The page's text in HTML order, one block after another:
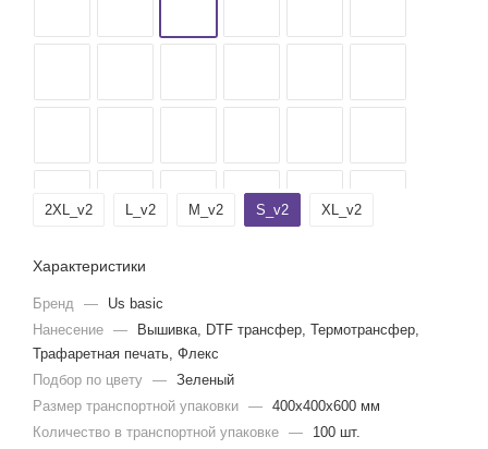
2XL_v2 L_v2 M_v2 S_v2 XL_v2
Характеристики
Бренд —
Us basic
Нанесение —
Вышивка, DTF трансфер, Термотрансфер,
Трафаретная печать, Флекс
Подбор по цвету — Зеленый
Размер транспортной упаковки — 400x400x600 мм
Количество в транспортной упаковке —
100 шт.